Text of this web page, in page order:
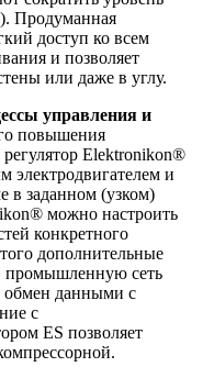
Продуманная
доступ ко всем
и позволяет
или даже в углу.
управления и
повышения
Elektronikon®
электродвигателем и
в заданном (узком)
можно настроить
конкретного
дополнительные
промышленную сеть
обмен данными с
с
ES позволяет